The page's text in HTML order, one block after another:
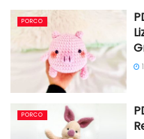
PORCO
PORCO